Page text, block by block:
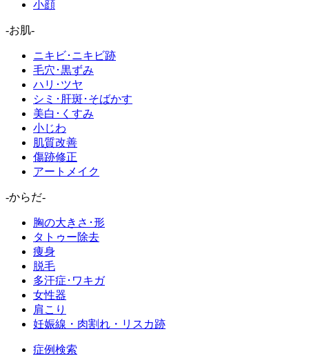
小顔
-お肌-
ニキビ･ニキビ跡
毛穴･黒ずみ
ハリ･ツヤ
シミ･肝斑･そばかす
美白･くすみ
小じわ
肌質改善
傷跡修正
アートメイク
-からだ-
胸の大きさ･形
タトゥー除去
痩身
脱毛
多汗症･ワキガ
女性器
肩こり
妊娠線・肉割れ・リスカ跡
症例検索